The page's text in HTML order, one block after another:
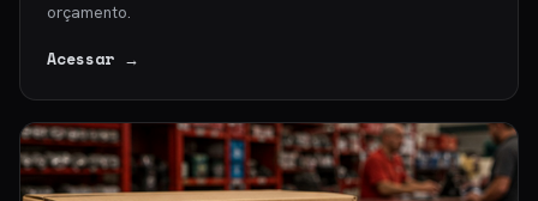
orçamento.
Acessar →